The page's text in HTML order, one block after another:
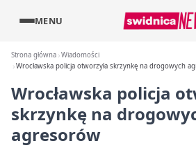
MENU
Strona główna Wiadomości
Wrocławska policja otworzyła skrzynkę na drogowych
Wrocławska policja
skrzynkę na
agresorów